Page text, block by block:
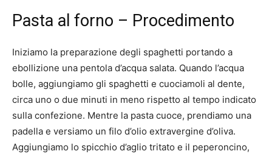
Pasta al forno – Procedimento
Iniziamo la preparazione degli spaghetti portando a
ebollizione una pentola d’acqua salata. Quando l’acqua
bolle, aggiungiamo gli spaghetti e cuociamoli al dente,
circa uno o due minuti in meno rispetto al tempo indicato
sulla confezione. Mentre la pasta cuoce, prendiamo una
padella e versiamo un filo d’olio extravergine d’oliva.
Aggiungiamo lo spicchio d’aglio tritato e il peperoncino,